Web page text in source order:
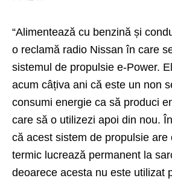
“Alimentează cu benzină și
o reclamă radio Nissan în care
sistemul de propulsie e-Power.
acum câțiva ani că este un non
consumi energie ca să produci
care să o utilizezi apoi din nou.
că acest sistem de propulsie are
termic lucrează permanent la
deoarece acesta nu este utilizat